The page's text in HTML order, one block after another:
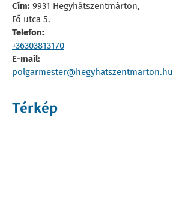
Cím: 9931 Hegyhátszentmárton,
Fő utca 5.
Telefon:
+36303813170
E-mail:
polgarmester@hegyhatszentmarton.hu
Térkép